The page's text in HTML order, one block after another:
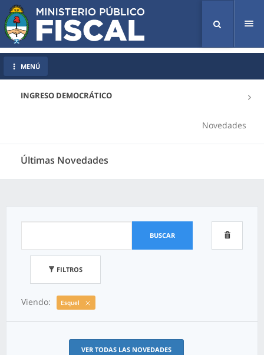
INGRESO DEMOCRÁTICO
Novedades
Últimas Novedades
MENÚ
BUSCAR
FILTROS
Viendo: Esquel
VER TODAS LAS NOVEDADES